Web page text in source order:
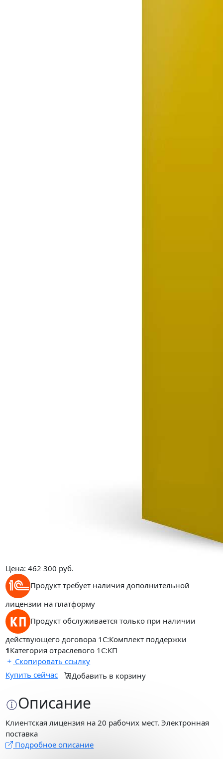
Цена:462 300 руб.
Продукт требует наличия дополнительной
лицензии на платформу
Продукт обслуживается только при наличии
действующего договора 1С:Комплект поддержки
1Категория отраслевого 1С:КП
Скопировать ссылку
Купить сейчас
Добавить в корзину
Описание
Клиентская лицензия на 20 рабочих мест. Электронная
поставка
Подробное описание